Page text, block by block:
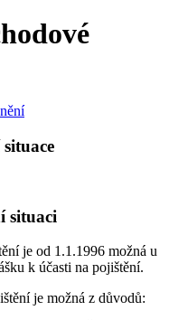
situaci
je od 1.1.1996 možná u
k účasti na pojištění.
je možná z důvodů: